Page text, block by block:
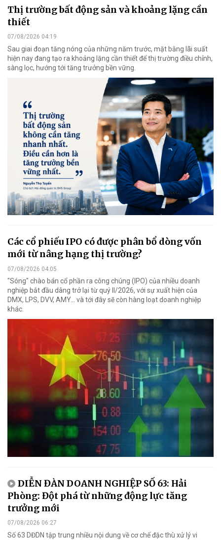
Thị trường bất động sản và khoảng lặng cần
thiết
07/08/2026 04:19
Sau giai đoạn tăng nóng của những năm trước, mặt bằng lãi suất
hiện nay đang tạo ra khoảng lặng cần thiết để thị trường điều chỉnh,
sàng lọc, hướng tới tăng trưởng bền vững.
Các cổ phiếu IPO có được phân bổ dòng vốn
mới từ nâng hạng thị trường?
07/08/2026 04:05
"Sóng" chào bán cổ phần ra công chúng (IPO) của nhiều doanh
nghiệp bắt đầu dâng trở lại từ quý II/2026, với sự xuất hiện của
DMX, LPS, DVV, AMY... và tới đây sẽ còn hàng loạt doanh nghiệp
khác.
DIỄN ĐÀN DOANH NGHIỆP SỐ 63: Hải
Phòng: Đột phá từ những động lực tăng
trưởng mới
07/08/2026 06:27
Số 63 DĐDN tập trung nhiều nội dung về cơ chế đặc thù xử lý vi